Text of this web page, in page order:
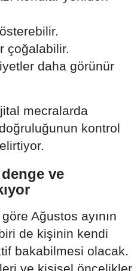
çoğalabilir.
daha görünür
mecralarda
kontrol
ve
Ağustos ayının
de kişinin kendi
bakabilmesi olacak.
ve kişisel öncelikler